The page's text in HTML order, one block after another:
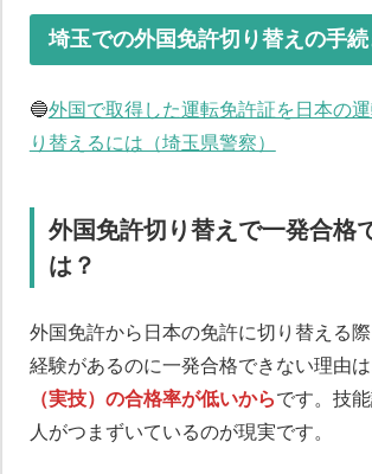
埼玉での外国免許切り替えの手続
🔵外国で取得した運転免許証を日本の
り替えるには（埼玉県警察）
外国免許切り替えで一発合格
は？
外国免許から日本の免許に切り替える
経験があるのに一発合格できない理由は
（実技）の合格率が低いからです。技
人がつまずいているのが現実です。